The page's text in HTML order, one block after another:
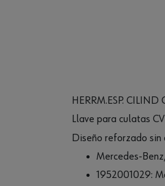
HERRM.ESP. CILIND
Llave para culatas
Diseño reforzado
Mercedes-
1952001029: